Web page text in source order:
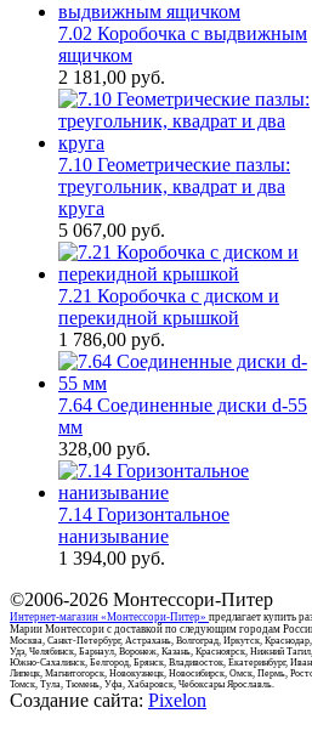
7.02 Коробочка с выдвижным
ящичком
2 181,00 руб.
7.10 Геометрические пазлы:
треугольник, квадрат и два
круга
5 067,00 руб.
7.21 Коробочка с диском и
перекидной крышкой
1 786,00 руб.
7.64 Соединенные диски d-55
мм
328,00 руб.
7.14 Горизонтальное
нанизывание
1 394,00 руб.
©2006-2026 Монтессори-Питер
Интернет-магазин «Монтессори-Питер» предлагает купить
Марии Монтессори с доставкой по следующим городам
Москва, Санкт-Петербург, Астрахань, Волгоград, Иркутск,
Удэ, Челябинск, Барнаул, Воронеж, Казань, Красноярск, Нижний
Южно-Сахалинск, Белгород, Брянск, Владивосток, Екатеринбург,
Липецк, Магнитогорск, Новокузнецк, Новосибирск, Омск, Пермь,
Томск, Тула, Тюмень, Уфа, Хабаровск, Чебоксары Ярославль.
Создание сайта: Pixelon